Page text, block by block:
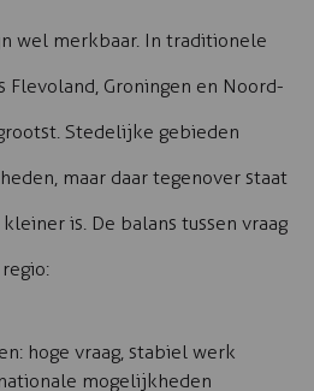
wel merkbaar. In traditionele
Flevoland, Groningen en Noord-
Stedelijke gebieden
maar daar tegenover staat
is. De balans tussen vraag
hoge vraag, stabiel werk
mogelijkheden